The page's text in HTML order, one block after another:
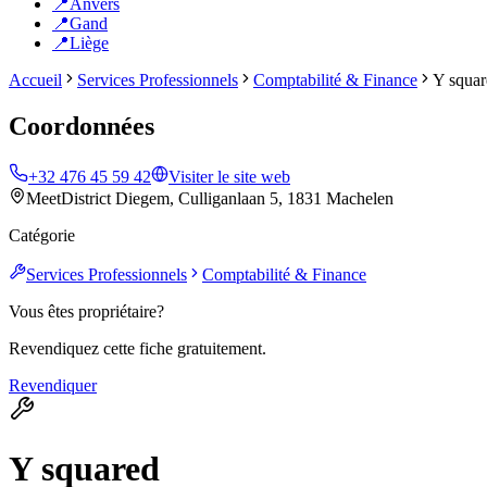
📍Anvers
📍Gand
📍Liège
Accueil
Services Professionnels Comptabilité & Finance Y
Coordonnées
+32 476 45 59 42
Visiter le site web
MeetDistrict Diegem, Culliganlaan 5, 1831 Machelen
Catégorie
Services Professionnels
Comptabilité & Finance
Vous êtes propriétaire?
Revendiquez cette fiche gratuitement.
Revendiquer
Y squared